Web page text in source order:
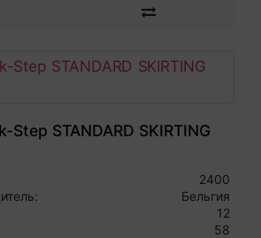
Step STANDARD SKIRTING
2400
Бельгия
12
58